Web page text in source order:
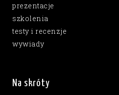
prezentacje
szkolenia
testy i recenzje
wywiady
Na skróty